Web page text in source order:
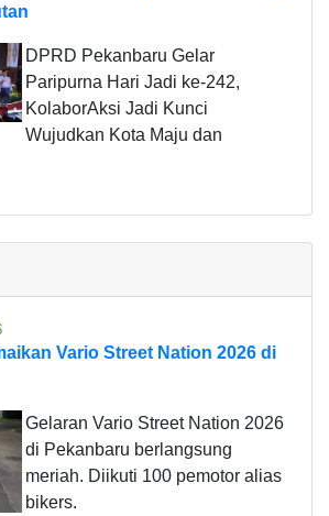
DPRD Pekanbaru Gelar
Paripurna Hari Jadi ke-242,
KolaborAksi Jadi Kunci
Wujudkan Kota Maju dan
Vario Street Nation 2026 di
Gelaran Vario Street Nation 2026
di Pekanbaru berlangsung
meriah. Diikuti 100 pemotor alias
bikers.